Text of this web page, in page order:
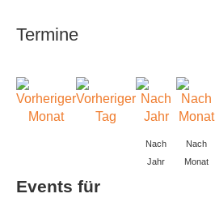
Termine
Nach
Jahr
Nach
Monat
Events für